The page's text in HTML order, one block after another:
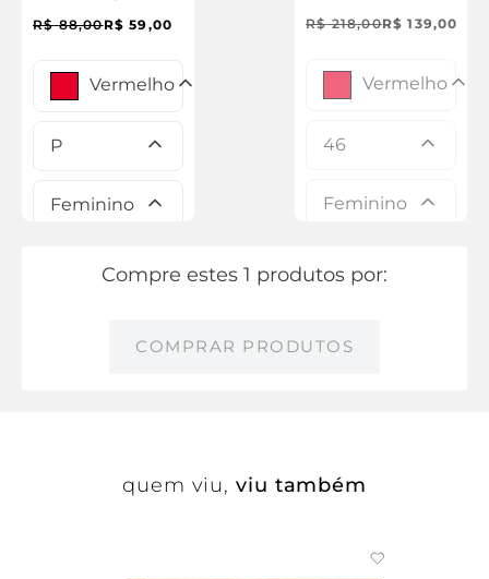
R$ 88,00R$ 59,00
Vermelho
P
Feminino
R$ 218,00R$ 139,00
Vermelho
46
Feminino
Compre estes 1 produtos por:
COMPRAR PRODUTOS
quem viu, viu também